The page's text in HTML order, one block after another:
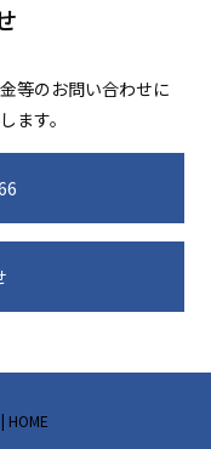
等のお問い合わせに
ます。